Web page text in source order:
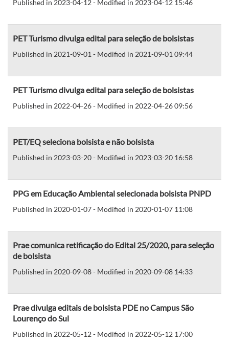
Published in 2023-04-12 - Modified in 2023-04-12 15:46
PET Turismo divulga edital para seleção de bolsistas
Published in 2021-09-01 - Modified in 2021-09-01 09:44
PET Turismo divulga edital para seleção de bolsistas
Published in 2022-04-26 - Modified in 2022-04-26 09:56
PET/EQ seleciona bolsista e não bolsista
Published in 2023-03-20 - Modified in 2023-03-20 16:58
PPG em Educação Ambiental selecionada bolsista PNPD
Published in 2020-01-07 - Modified in 2020-01-07 11:08
Prae comunica retificação do Edital 25/2020, para seleção
de bolsista
Published in 2020-09-08 - Modified in 2020-09-08 14:33
Prae divulga editais de bolsista PDE no Campus São
Lourenço do Sul
Published in 2022-05-12 - Modified in 2022-05-12 17:00